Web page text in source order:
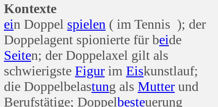
Kontexte
ein Doppel spielen ( im Tennis ); der
Doppelagent spionierte für beide
Seiten; der Doppelaxel gilt als
schwierigste Figur im Eiskunstlauf;
die Doppelbelastung als Mutter und
Berufstätige; Doppelbesteuerung